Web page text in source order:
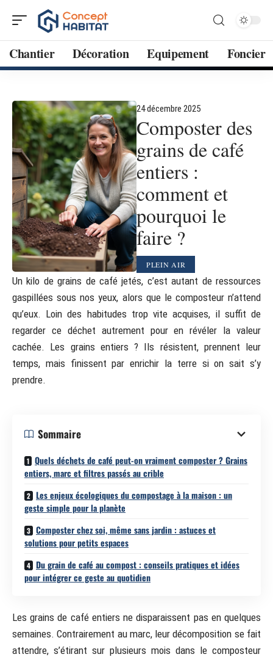
Chantier Décoration Equipement Foncier
24 décembre 2025
Composter des
grains de café
entiers :
comment et
pourquoi le
faire ?
PLEIN AIR
Un kilo de grains de café jetés, c’est autant de ressources
gaspillées sous nos yeux, alors que le composteur n’attend
qu’eux. Loin des habitudes trop vite acquises, il suffit de
regarder ce déchet autrement pour en révéler la valeur
cachée. Les grains entiers ? Ils résistent, prennent leur
temps, mais finissent par enrichir la terre si on sait s’y
prendre.
Sommaire
Quels déchets de café peut-on vraiment composter ? Grains
entiers, marc et filtres passés au crible
Les enjeux écologiques du compostage à la maison : un
geste simple pour la planète
Composter chez soi, même sans jardin : astuces et
solutions pour petits espaces
Du grain de café au compost : conseils pratiques et idées
pour intégrer ce geste au quotidien
Les grains de café entiers ne disparaissent pas en quelques
semaines. Contrairement au marc, leur décomposition se fait
attendre, s’étirant sur plusieurs mois dans le composteur